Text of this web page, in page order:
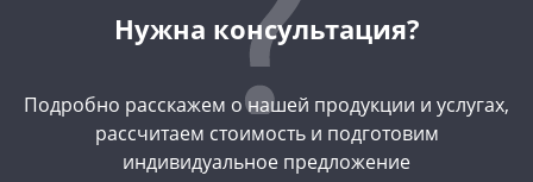
Нужна консультация?
Подробно расскажем о нашей продукции и услугах,
рассчитаем стоимость и подготовим
индивидуальное предложение